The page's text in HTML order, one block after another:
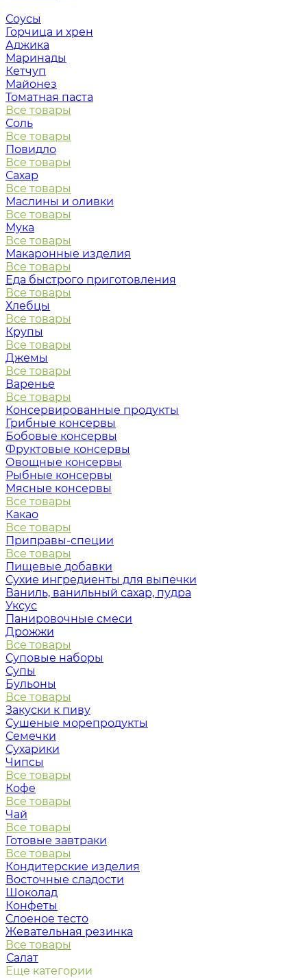
Соусы
Горчица и хрен
Аджика
Маринады
Кетчуп
Майонез
Томатная паста
Все товары
Соль
Все товары
Повидло
Все товары
Сахар
Все товары
Маслины и оливки
Все товары
Мука
Все товары
Макаронные изделия
Все товары
Еда быстрого приготовления
Все товары
Хлебцы
Все товары
Крупы
Все товары
Джемы
Все товары
Варенье
Все товары
Консервированные продукты
Грибные консервы
Бобовые консервы
Фруктовые консервы
Овощные консервы
Рыбные консервы
Мясные консервы
Все товары
Какао
Все товары
Приправы-специи
Все товары
Пищевые добавки
Сухие ингредиенты для выпечки
Ваниль, ванильный сахар, пудра
Уксус
Панировочные смеси
Дрожжи
Все товары
Суповые наборы
Супы
Бульоны
Все товары
Закуски к пиву
Сушеные морепродукты
Семечки
Сухарики
Чипсы
Все товары
Кофе
Все товары
Чай
Все товары
Готовые завтраки
Все товары
Кондитерские изделия
Восточные сладости
Шоколад
Конфеты
Слоеное тесто
Жевательная резинка
Все товары
Салат
Еще категории